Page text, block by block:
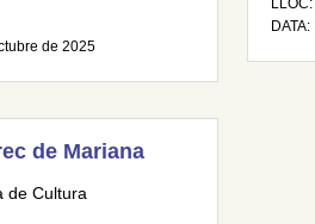
de 2025
LLOC:
de Mariana
de Cultura